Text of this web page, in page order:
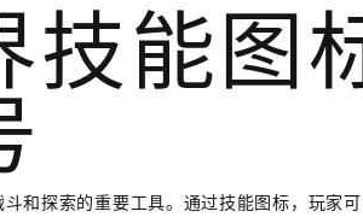
技能图
和探索的重要工具。通过技能图标，玩家